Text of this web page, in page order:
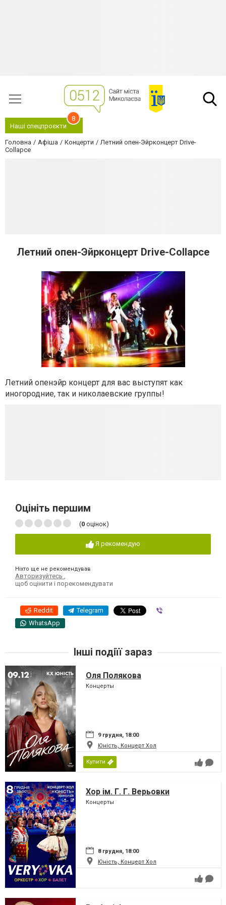
Наші спецпроєкти
8
Головна Афіша Концерти
Летний опен-Эйрконцерт Drive-
Collapce
Летний опен-Эйрконцерт Drive-Collapce
Летний опенэйр концерт для вас выступят как
иногородние, так и николаевские группы!
Оцініть першим
(0 оцінок)
Я рекомендую
Ніхто ще не рекомендував
Авторизуйтесь
щоб оцінити і порекомендувати
Reddit Telegram
WhatsApp
Інші подіїї зараз
Оля Полякова
Концерты
9 грудня, 18:00
Юність, Концерт Хол
Купити
Хор ім. Г. Г. Верьовки
Концерты
8 грудня, 18:00
Юність, Концерт Хол